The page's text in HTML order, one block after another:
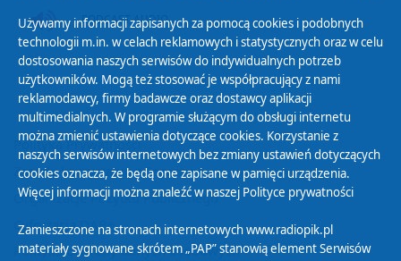
PODCAST AUDIO
Polityka Prywatności
Zasady korzystania z Serwisu
Organizacje Pożytku Publicznego
Cyfryzacja DAB+
Polityka ochrony danych osobowych
Używamy informacji zapisanych za pomocą cookies i podobnych
technologii m.in. w celach reklamowych i statystycznych oraz w celu
dostosowania naszych serwisów do indywidualnych potrzeb
użytkowników. Mogą też stosować je współpracujący z nami
reklamodawcy, firmy badawcze oraz dostawcy aplikacji
multimedialnych. W programie służącym do obsługi internetu
można zmienić ustawienia dotyczące cookies. Korzystanie z
naszych serwisów internetowych bez zmiany ustawień dotyczących
cookies oznacza, że będą one zapisane w pamięci urządzenia.
Więcej informacji można znaleźć w naszej Polityce prywatności
Zamieszczone na stronach internetowych www.radiopik.pl
materiały sygnowane skrótem „PAP” stanowią element Serwisów